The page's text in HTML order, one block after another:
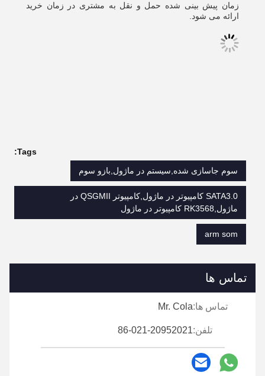
زمان پیش بینی شده حمل و نقل به مشتری در زمان خرید
ارائه می شود.
Tags:
سوم جاسازی شده,سیستم در ماژول,بازو سوم
SATA3.0 کامپیوتر در ماژول,کامپیوتر QSGMII در
ماژول,RK3568 کامپیوتر در ماژول
arm som
تماس ها
تماس ها:Mr. Cola
تلفن:86-021-20952021